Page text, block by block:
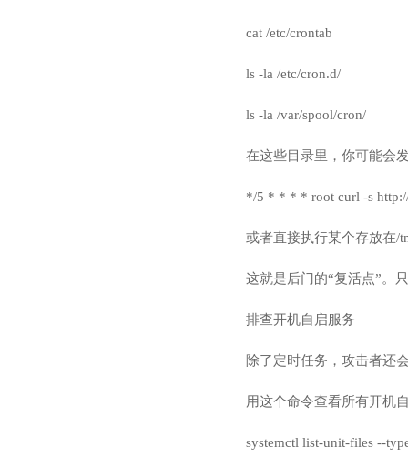
cat /etc/crontab
ls -la /etc/cron.d/
ls -la /var/spool/cron/
在这些目录里，你可能会
*/5 * * * * root curl -s
或者直接执行某个存放在/
这就是后门的“复活点”。
排查开机自启服务
除了定时任务，攻击者还
用这个命令查看所有开机
systemctl list-unit-files --